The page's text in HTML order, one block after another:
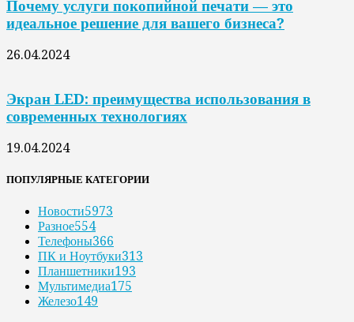
Почему услуги покопийной печати — это
идеальное решение для вашего бизнеса?
26.04.2024
Экран LED: преимущества использования в
современных технологиях
19.04.2024
ПОПУЛЯРНЫЕ КАТЕГОРИИ
Новости5973
Разное554
Телефоны366
ПК и Ноутбуки313
Планшетники193
Мультимедиа175
Железо149